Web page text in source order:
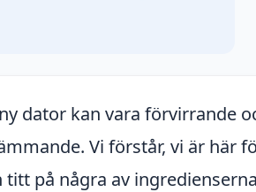
dator kan vara förvirrande
Vi förstår, vi är här
titt på några av